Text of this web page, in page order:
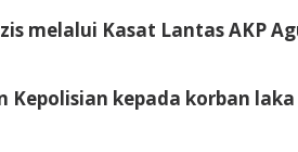
melalui Kasat Lantas
kepada korban